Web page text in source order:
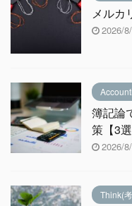
メルカ
2026/
簿記論
策【3選
2026/
Think(